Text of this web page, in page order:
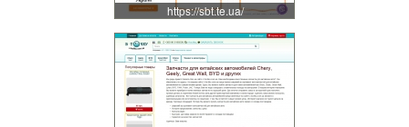
https://sbt.te.ua/